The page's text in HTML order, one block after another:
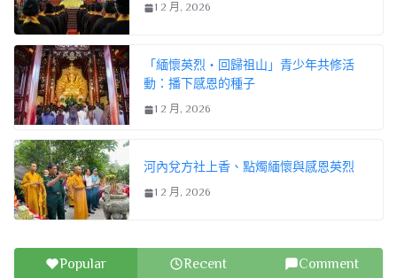
1 2 月, 2026
「緬懷英烈・回歸祖山」青少年共修活
動：播下感恩的種子
1 2 月, 2026
河內兌方社上香、點燭緬懷與感恩英烈
1 2 月, 2026
Popular Recent Comment